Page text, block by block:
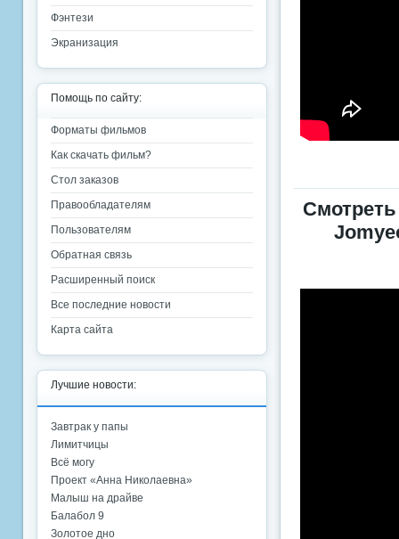
Фэнтези
Экранизация
Помощь по сайту:
Форматы фильмов
Как скачать фильм?
Стол заказов
Правообладателям
Пользователям
Обратная связь
Расширенный поиск
Все последние новости
Карта сайта
Лучшие новости:
Завтрак у папы
Лимитчицы
Всё могу
Проект «Анна Николаевна»
Малыш на драйве
Балабол 9
Золотое дно